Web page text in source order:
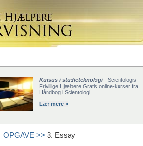
Kursus i studieteknologi- Scientologis
Frivillige Hjælpere Gratis online-kurser fra
Håndbog i Scientologi
Lær mere »
OPGAVE >> 8. Essay